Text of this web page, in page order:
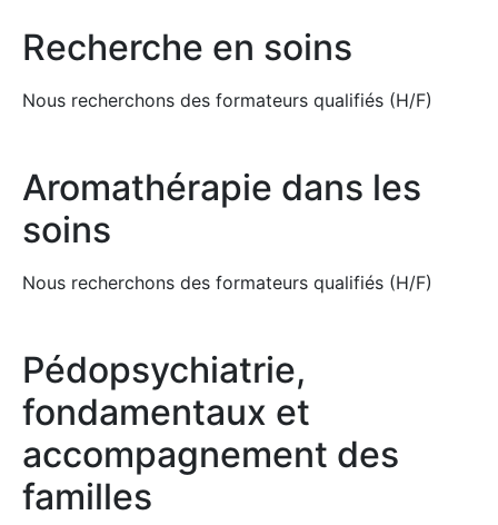
Recherche en soins
Nous recherchons des formateurs qualifiés (H/F)
Aromathérapie dans les
soins
Nous recherchons des formateurs qualifiés (H/F)
Pédopsychiatrie,
fondamentaux et
accompagnement des
familles